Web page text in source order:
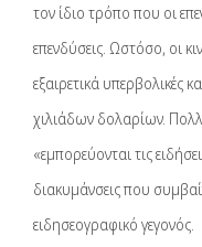
τον ίδιο τρόπο που οι
επενδύσεις. Ωστόσο, οι
εξαιρετικά υπερβολικές
χιλιάδων δολαρίων.
«εμπορεύονται τις
διακυμάνσεις που
ειδησεογραφικό γεγονός.